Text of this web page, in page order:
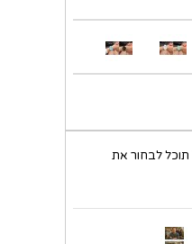
תוכל לבחור את